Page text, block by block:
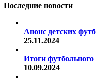
Последние новости
Анонс детских
25.11.2024
Итоги
10.09.2024